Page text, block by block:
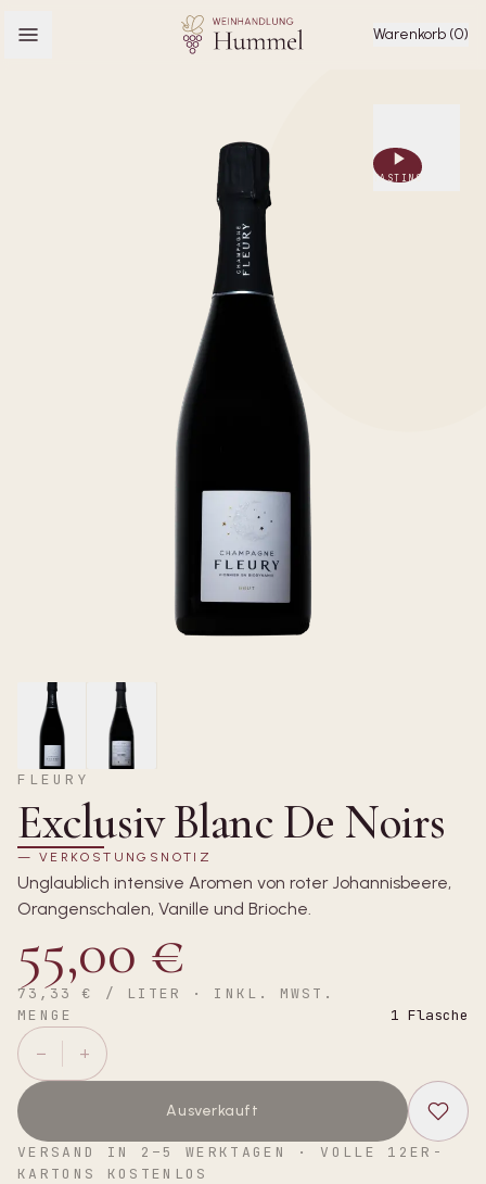
Warenkorb (0)
TASTING
FLEURY
Exclusiv Blanc De Noirs
— VERKOSTUNGSNOTIZ
Unglaublich intensive Aromen von roter Johannisbeere,
Orangenschalen, Vanille und Brioche.
55,00 €
73,33 €
/ LITER · INKL. MWST.
MENGE
1 Flasche
− +
Ausverkauft
VERSAND IN 2–5 WERKTAGEN · VOLLE 12ER-
KARTONS KOSTENLOS